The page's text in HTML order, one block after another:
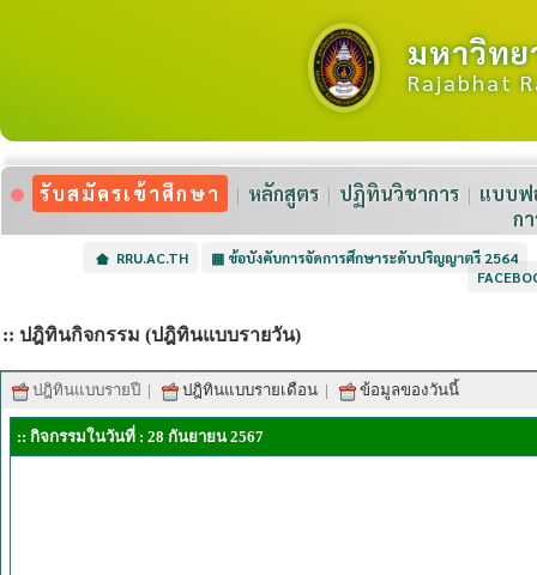
มหาวิท
Rajabhat
รับสมัครเข้าศึกษา หลักสูตร ปฏิทินวิชาการ
แบบฟ
ก
RRU.AC.TH ▦ ข้อบังคับการจัดการศึกษาระดับปริญญาตรี 2564
:: ปฎิทินกิจกรรม (ปฎิทินแบบรายวัน)
ปฎิทินแบบรายปี | ปฎิทินแบบรายเดือน | ข้อมูลของวันนี้
:: กิจกรรมในวันที่ : 28 กันยายน 2567